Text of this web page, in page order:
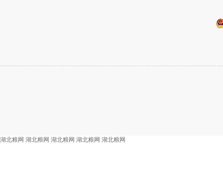
湖北粮网 湖北粮网 湖北粮网 湖北粮网 湖北粮网